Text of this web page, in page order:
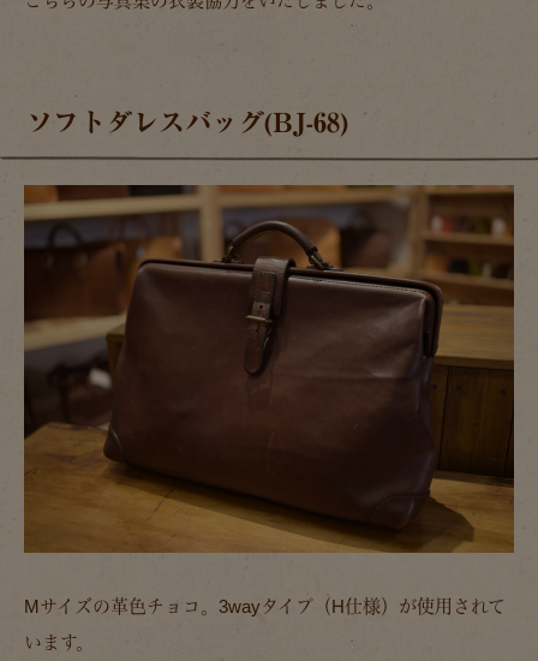
ソフトダレスバッグ(BJ-68)
Mサイズの革色チョコ。3wayタイプ（H仕様）が使用されて
います。